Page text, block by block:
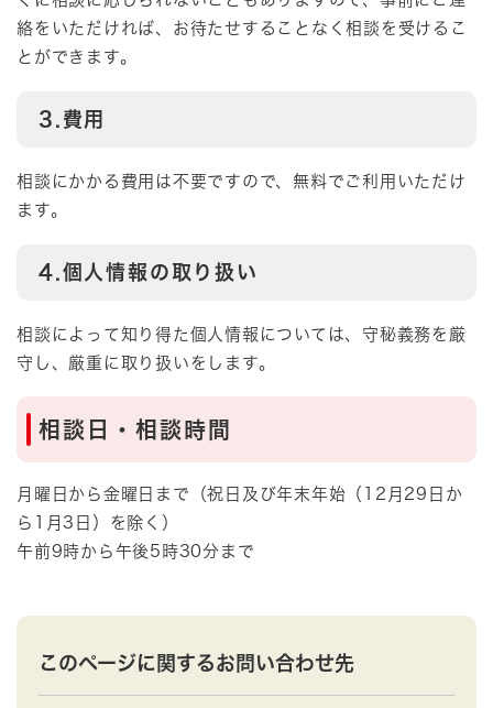
絡をいただければ、お待たせすることなく相談を受けるこ
とができます。
3.費用
相談にかかる費用は不要ですので、無料でご利用いただけ
ます。
4.個人情報の取り扱い
相談によって知り得た個人情報については、守秘義務を厳
守し、厳重に取り扱いをします。
相談日・相談時間
月曜日から金曜日まで（祝日及び年末年始（12月29日か
ら1月3日）を除く）
午前9時から午後5時30分まで
このページに関するお問い合わせ先